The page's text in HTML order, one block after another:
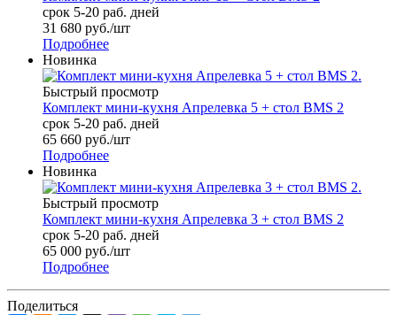
срок 5-20 раб. дней
31 680 руб./шт
Подробнее
Новинка
Быстрый просмотр
Комплект мини-кухня Апрелевка 5 + стол BMS 2
срок 5-20 раб. дней
65 660 руб./шт
Подробнее
Новинка
Быстрый просмотр
Комплект мини-кухня Апрелевка 3 + стол BMS 2
срок 5-20 раб. дней
65 000 руб./шт
Подробнее
Поделиться